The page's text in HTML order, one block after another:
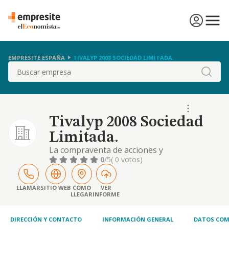
EMPRESITE ESPAÑA TIVALYP 2008 SOCIEDAD LIMITADA.
Buscar
Tivalyp 2008 Sociedad
Limitada.
La compraventa de acciones y
participaciones de otras entidades por
cuenta propia, todo ello con exclusion de
aquellas actividades reguladas en la ley del
mercado de valores y en la de instituciones
de inversion colectiv
0/5( 0 votos)
LLAMARSITIO WEB CÓMO
LLEGAR
VER
INFORME
DIRECCIÓN Y CONTACTO INFORMACIÓN GENERAL DATOS